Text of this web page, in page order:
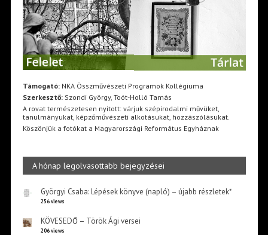
Támogató:NKA Összművészeti Programok Kollégiuma
Szerkesztő:Szondi György, Toót-Holló Tamás
A rovat természetesen nyitott: várjuk szépirodalmi művüket,
tanulmányukat, képzőművészeti alkotásukat, hozzászólásukat.
Köszönjük a fotókat a Magyarországi Református Egyháznak
A hónap legolvasottabb bejegyzései
Györgyi Csaba: Lépések könyve (napló) – újabb részletek*
256 views
KÖVESEDŐ – Török Ági versei
206 views